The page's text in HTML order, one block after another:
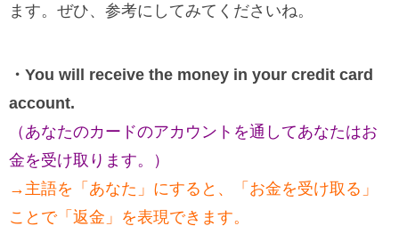
ます。ぜひ、参考にしてみてくださいね。
・You will receive the money in your credit card
account.
（あなたのカードのアカウントを通してあなたはお
金を受け取ります。）
→主語を「あなた」にすると、「お金を受け取る」
ことで「返金」を表現できます。